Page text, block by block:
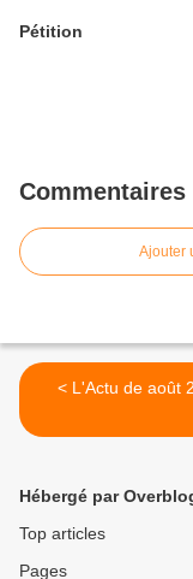
Pétition
Commentaires
Ajouter
< L'Actu de août
Hébergé par
Top articles
Pages